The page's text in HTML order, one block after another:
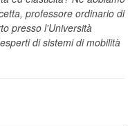
professore ordinario di
presso l'Università
di sistemi di mobilità